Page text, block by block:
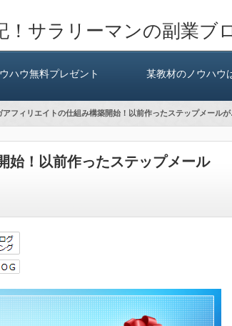
サラリーマンの副業ブ
ハウ無料プレゼント 某教材のノウハウ
アフィリエイトの仕組み構築開始！以前作ったステップメール
始！以前作ったステップメール